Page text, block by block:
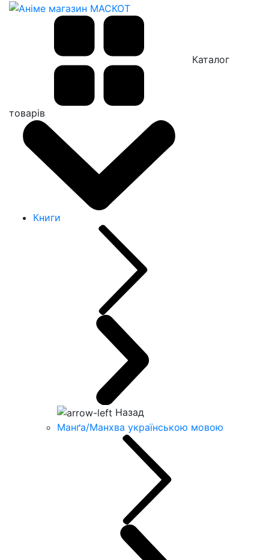
Каталог
товарів
Книги
Назад
Манґа/Манхва українською мовою